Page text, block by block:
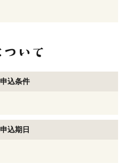
申込条件
申込期日